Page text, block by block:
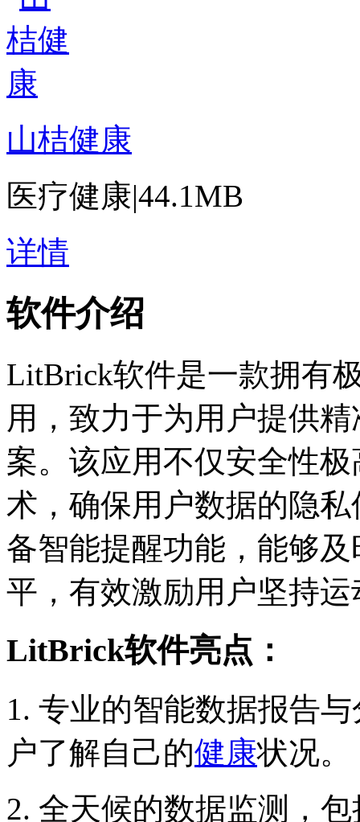
山桔健康
医疗健康|44.1MB
详情
软件介绍
LitBrick软件是一款拥有
用，致力于为用户提供
案。该应用不仅安全性
术，确保用户数据的隐
备智能提醒功能，能够及
平，有效激励用户坚持运
LitBrick软件亮点：
1. 专业的智能数据报告
户了解自己的健康状况。
2. 全天候的数据监测，